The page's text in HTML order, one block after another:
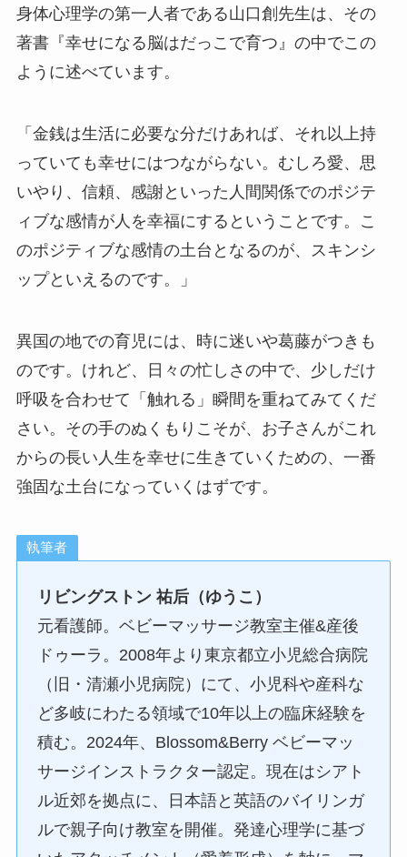
身体心理学の第一人者である山口創先生は、その
著書『幸せになる脳はだっこで育つ』の中でこの
ように述べています。
「金銭は生活に必要な分だけあれば、それ以上持
っていても幸せにはつながらない。むしろ愛、思
いやり、信頼、感謝といった人間関係でのポジテ
ィブな感情が人を幸福にするということです。こ
のポジティブな感情の土台となるのが、スキンシ
ップといえるのです。」
異国の地での育児には、時に迷いや葛藤がつきも
のです。けれど、日々の忙しさの中で、少しだけ
呼吸を合わせて「触れる」瞬間を重ねてみてくだ
さい。その手のぬくもりこそが、お子さんがこれ
からの長い人生を幸せに生きていくための、一番
強固な土台になっていくはずです。
執筆者
リビングストン 祐后（ゆうこ）
元看護師。ベビーマッサージ教室主催&産後
ドゥーラ。2008年より東京都立小児総合病院
（旧・清瀬小児病院）にて、小児科や産科な
ど多岐にわたる領域で10年以上の臨床経験を
積む。2024年、Blossom&Berry ベビーマッ
サージインストラクター認定。現在はシアト
ル近郊を拠点に、日本語と英語のバイリンガ
ルで親子向け教室を開催。発達心理学に基づ